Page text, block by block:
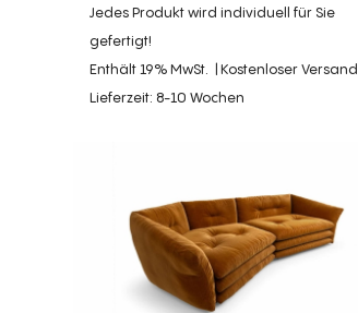
Jedes Produkt wird individuell für Sie
gefertigt!
Enthält 19% MwSt.
Kostenloser Versand
Lieferzeit: 8-10 Wochen